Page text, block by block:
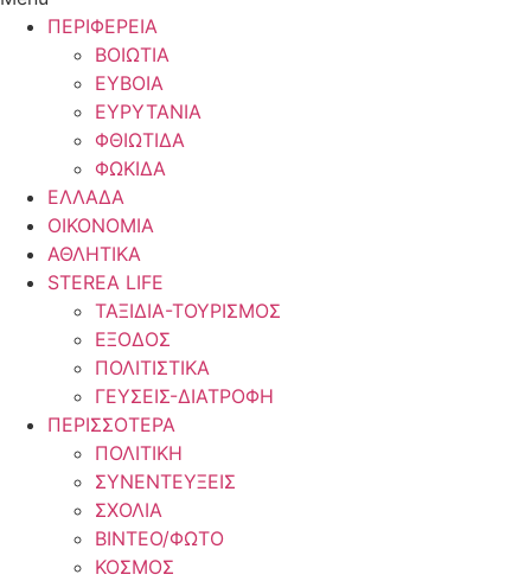
ΠΕΡΙΦΕΡΕΙΑ
ΒΟΙΩΤΙΑ
ΕΥΒΟΙΑ
ΕΥΡΥΤΑΝΙΑ
ΦΘΙΩΤΙΔΑ
ΦΩΚΙΔΑ
ΕΛΛΑΔΑ
ΟΙΚΟΝΟΜΙΑ
ΑΘΛΗΤΙΚΑ
STEREA LIFE
ΤΑΞΙΔΙΑ-ΤΟΥΡΙΣΜΟΣ
ΕΞΟΔΟΣ
ΠΟΛΙΤΙΣΤΙΚΑ
ΓΕΥΣΕΙΣ-ΔΙΑΤΡΟΦΗ
ΠΕΡΙΣΣΟΤΕΡΑ
ΠΟΛΙΤΙΚΗ
ΣΥΝΕΝΤΕΥΞΕΙΣ
ΣΧΟΛΙΑ
ΒΙΝΤΕΟ/ΦΩΤΟ
ΚΟΣΜΟΣ